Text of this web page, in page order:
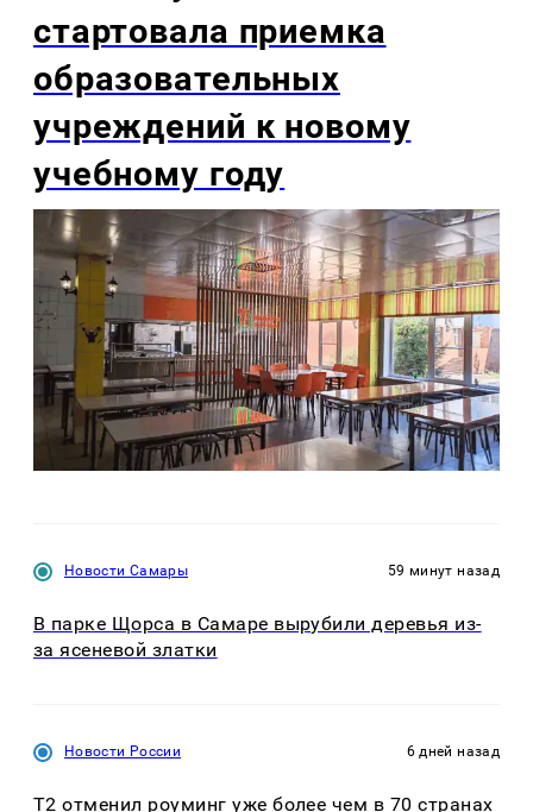
стартовала приемка
образовательных
учреждений к новому
учебному году
Новости Самары 59 минут назад
В парке Щорса в Самаре вырубили деревья из-
за ясеневой златки
Новости России 6 дней назад
Т2 отменил роуминг уже более чем в 70 странах